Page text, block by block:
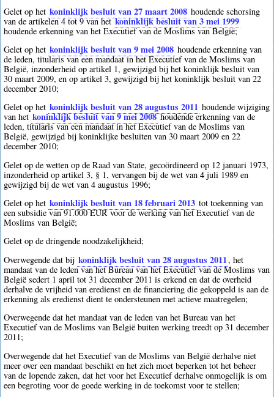
Gelet op het koninklijk besluit van 27 maart 2008 houdende schorsing
van de artikelen 4 tot 9 van hetkoninklijk besluit van 3 mei 1999
houdende erkenning van het Executief van de Moslims van België;
Gelet op het koninklijk besluit van 9 mei 2008 houdende erkenning van
de leden, titularis van een mandaat in het Executief van de Moslims van
België, inzonderheid op artikel 1, gewijzigd bij het koninklijk besluit van
30 maart 2009, en op artikel 3, gewijzigd bij het koninklijk besluit van 22
december 2010;
Gelet op het koninklijk besluit van 28 augustus 2011 houdende wijziging
van het koninklijk besluit van 9 mei 2008houdende erkenning van de
leden, titularis van een mandaat in het Executief van de Moslims van
België, gewijzigd bij koninklijke besluiten van 30 maart 2009 en 22
december 2010;
Gelet op de wetten op de Raad van State, gecoördineerd op 12 januari 1973,
inzonderheid op artikel 3, § 1, vervangen bij de wet van 4 juli 1989 en
gewijzigd bij de wet van 4 augustus 1996;
Gelet op het koninklijk besluit van 18 februari 2013 tot toekenning van
een subsidie van 91.000 EUR voor de werking van het Executief van de
Moslims van België;
Gelet op de dringende noodzakelijkheid;
Overwegende dat bij koninklijk besluit van 28 augustus 2011, het
mandaat van de leden van het Bureau van het Executief van de Moslims van
België sedert 1 april tot 31 december 2011 is erkend en dat de overheid
derhalve de vrijheid van eredienst en de financiering die gekoppeld is aan de
erkenning als eredienst dient te ondersteunen met actieve maatregelen;
Overwegende dat het mandaat van de leden van het Bureau van het
Executief van de Moslims van België buiten werking treedt op 31 december
2011;
Overwegende dat het Executief van de Moslims van België derhalve niet
meer over een mandaat beschikt en het zich moet beperken tot het beheer
van de lopende zaken, dat het voor het Executief derhalve onmogelijk is om
een begroting voor de goede werking in de toekomst voor te stellen;